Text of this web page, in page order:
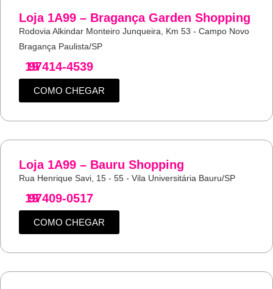
Loja 1A99 – Bragança Garden Shopping
Rodovia Alkindar Monteiro Junqueira, Km 53 - Campo Novo
Bragança Paulista/SP
19
97414-4539
COMO CHEGAR
Loja 1A99 – Bauru Shopping
Rua Henrique Savi, 15 - 55 - Vila Universitária Bauru/SP
19
97409-0517
COMO CHEGAR